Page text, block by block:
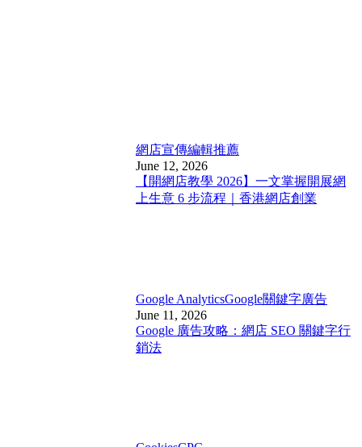
網店宣傳編輯推薦
June 12, 2026
【開網店教學 2026】一文掌握開展網
上生意 6 步流程｜香港網店創業
Google AnalyticsGoogle關鍵字廣告
June 11, 2026
Google 廣告攻略：網店 SEO 關鍵字行
銷法